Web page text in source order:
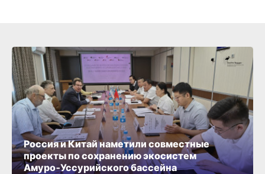
Россия и Китай наметили совместные
проекты по сохранению экосистем
Амуро‑Уссурийского бассейна